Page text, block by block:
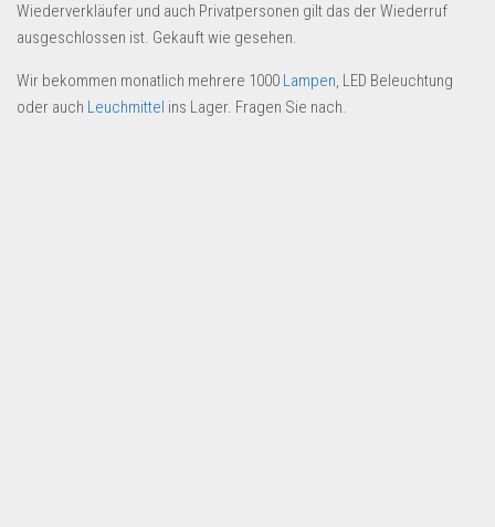
Restposten-Angebote
eBay Restposten kaufen
Wiederverkläufer und auch Privatpersonen gilt das der Wiederruf
ausgeschlossen ist. Gekauft wie gesehen.
Wir bekommen monatlich mehrere 1000 Lampen, LED Beleuchtung
oder auch Leuchmittel ins Lager. Fragen Sie nach.